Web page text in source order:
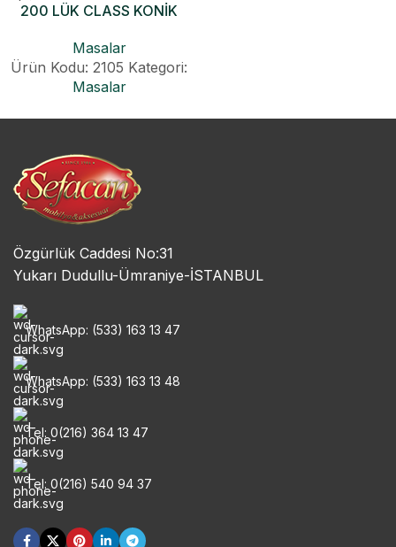
200 LÜK CLASS KONİK
Masalar
Ürün Kodu: 2105 Kategori:
Masalar
Özgürlük Caddesi No:31
Yukarı Dudullu-Ümraniye-İSTANBUL
WhatsApp: (533) 163 13 47
WhatsApp: (533) 163 13 48
Tel: 0(216) 364 13 47
Tel: 0(216) 540 94 37